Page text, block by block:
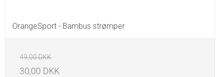
OrangeSport - Bambus strømper
49,00 DKK
30,00 DKK